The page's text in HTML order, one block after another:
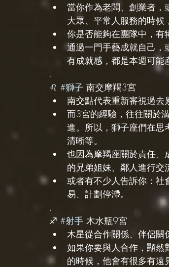
當你作為老闆、創業者，
大眾、平常人服務的時候
你是否能夠在團隊中，有
通過一門手藝成就自己，
有成就感，都是本週可能
.
♌️ #獅子 南交摩羯3宮
南交點代表重新審視過去
而3宮的經驗，往往關於
進。所以，獅子座們在思
清晰等。
也因為摩羯座關於責任、
的兄弟姐妹、鄰人進行
或者有不少人告訴你：社
易、計劃停滯。
.
♐️ #射手 木水瓶9宮
木星從合作關係、伴侶關
如果你要與人合作，顯然
的時候，他會有很多有